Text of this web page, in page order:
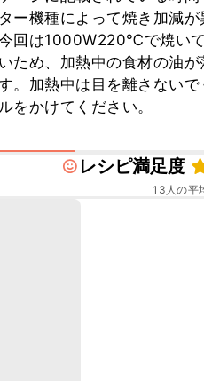
ー機種によって焼き加減
回は1000W220℃で焼い
ため、加熱中の食材の油
。加熱中は目を離さない
をかけてください。
レシピ満足度
13 人の平